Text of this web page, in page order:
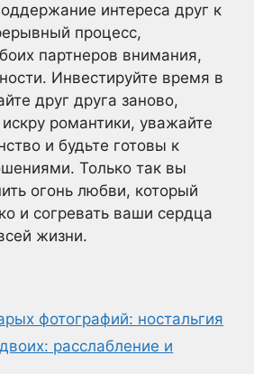
интереса друг к
процесс,
партнеров внимания,
Инвестируйте время в
друг друга заново,
романтики, уважайте
и будьте готовы к
Только так вы
огонь любви, который
и согревать ваши сердца
жизни.
фотографий: ностальгия
расслабление и